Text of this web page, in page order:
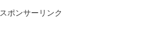
スポンサーリンク